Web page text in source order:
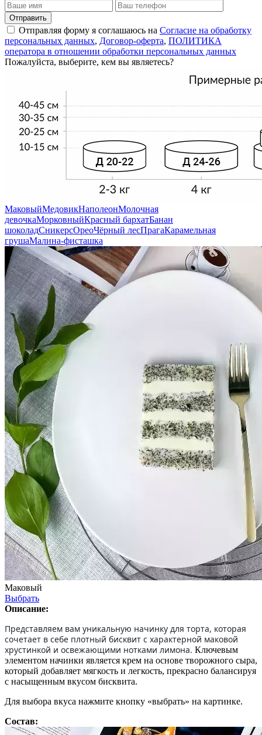
Отправить
Отправляя форму я соглашаюсь на Согласие на обработку
персональных данных, Договор-оферта, ПОЛИТИКА
оператора в отношении обработки персональных данных
Пожалуйста, выберите, кем вы являетесь?
МаковыйМедовикНаполеонМолочная
девочкаМорковныйКрасный бархатБанан
шоколадСникерсОреоЧёрный лесПрагаКарамельная
грушаМалина-фисташка
Маковый
Выбрать
Описание:
Представляем вам уникальную начинку для торта, которая
сочетает в себе плотный бисквит с характерной маковой
хрустинкой и освежающими нотками лимона. Ключевым
элементом начинки является крем на основе творожного сыра,
который добавляет мягкость и легкость, прекрасно балансируя
с насыщенным вкусом бисквита.
Для выбора вкуса нажмите кнопку «выбрать» на картинке.
Состав: